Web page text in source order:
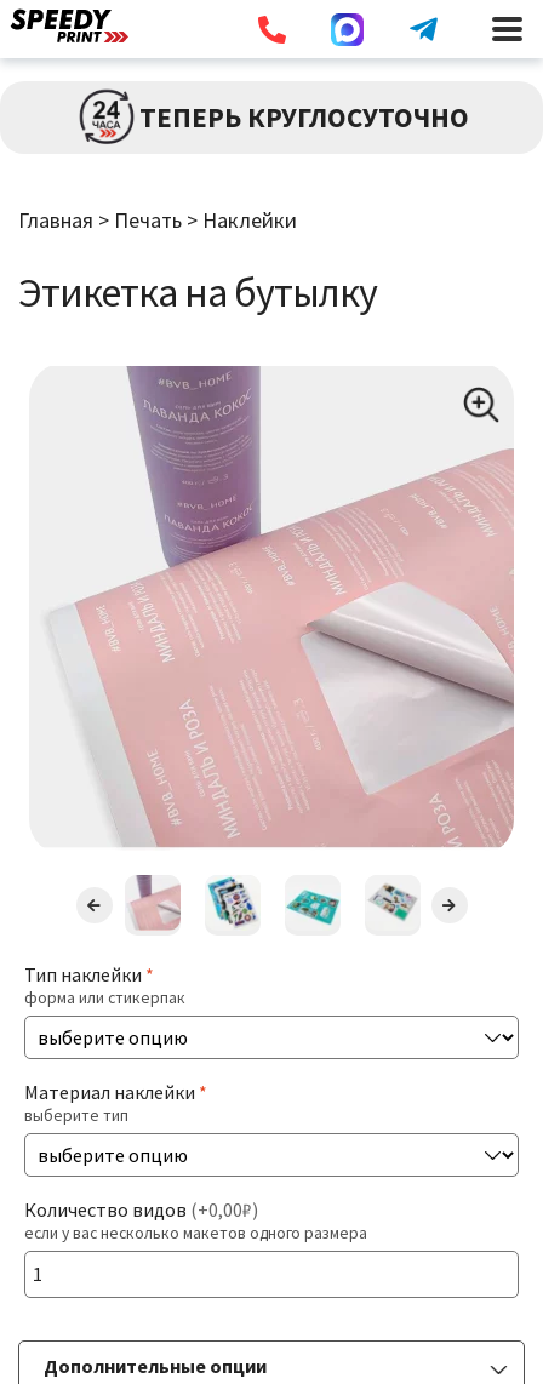
ПЕЧАТЬ
Визитки
Широкоформатная Печать
Дипломы / Сертификаты
Буклеты / Лифлеты
Блокноты
Бирки / Ярлыки
Пригласительные
Печать Меню
Печать На Холсте
БОЛЬШИЕ ТИРАЖИ
РАСХОДНИКИ
ДОСТАВКА
ТЕПЕРЬ КРУГЛОСУТОЧНО
Главная > Печать > Наклейки
Этикетка на бутылку
Тип наклейки *
форма или стикерпак
Материал наклейки *
выберите тип
Количество видов (+0,00₽)
если у вас несколько макетов одного размера
Дополнительные опции